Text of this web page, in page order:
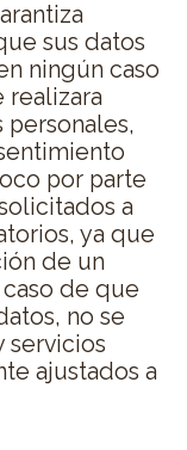
sus datos
ningún caso
realizara
por parte
a
ya que
de un
de que
no se
servicios
ajustados a